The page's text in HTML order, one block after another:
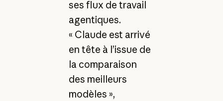
ses flux de travail
agentiques.
« Claude est arrivé
en tête à l’issue de
la comparaison
des meilleurs
modèles »,